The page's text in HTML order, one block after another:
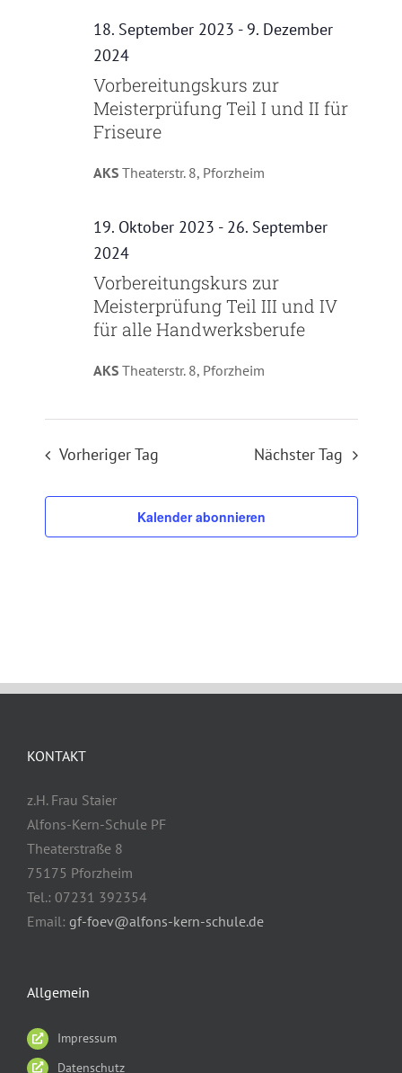
18. September 2023 - 9. Dezember
2024
Vorbereitungskurs zur
Meisterprüfung Teil I und II für
Friseure
AKS Theaterstr. 8, Pforzheim
19. Oktober 2023 - 26. September
2024
Vorbereitungskurs zur
Meisterprüfung Teil III und IV
für alle Handwerksberufe
AKS Theaterstr. 8, Pforzheim
Vorheriger Tag Nächster Tag
Kalender abonnieren
KONTAKT
z.H. Frau Staier
Alfons-Kern-Schule PF
Theaterstraße 8
75175 Pforzheim
Tel.: 07231 392354
Email: gf-foev@alfons-kern-schule.de
Allgemein
Impressum
Datenschutz